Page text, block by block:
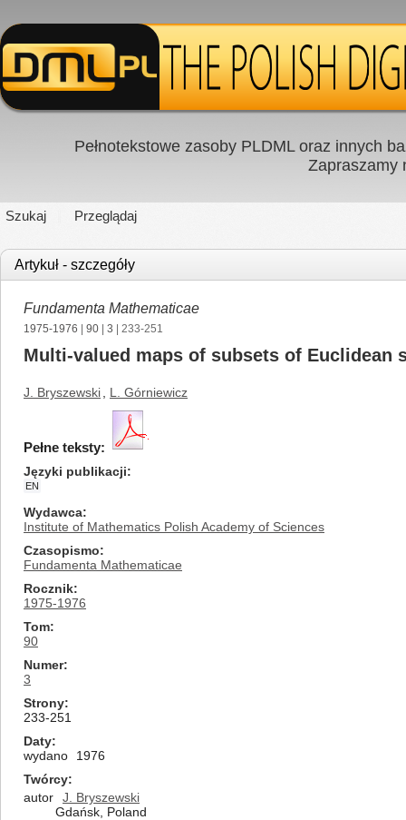
Pełnotekstowe zasoby PLDML oraz innych
Zapraszamy
Szukaj Przeglądaj
Artykuł - szczegóły
Fundamenta Mathematicae
1975-1976 90 3 | 233-251
Multi-valued maps of subsets of Euclidean
J. Bryszewski L. Górniewicz
Pełne teksty:
Języki publikacji
EN
Wydawca
Institute of Mathematics Polish Academy of Sciences
Czasopismo
Fundamenta Mathematicae
Rocznik
1975-1976
Tom
90
Numer
3
Strony
233-251
Daty
wydano
1976
Twórcy
autor
J. Bryszewski
Gdańsk, Poland